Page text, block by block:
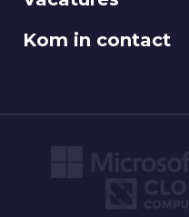
Kom in contact